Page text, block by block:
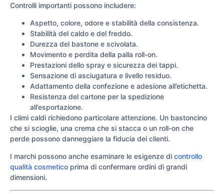
Controlli importanti possono includere:
Aspetto, colore, odore e stabilità della consistenza.
Stabilità del caldo e del freddo.
Durezza del bastone e scivolata.
Movimento e perdita della palla roll-on.
Prestazioni dello spray e sicurezza dei tappi.
Sensazione di asciugatura e livello residuo.
Adattamento della confezione e adesione all’etichetta.
Resistenza del cartone per la spedizione
all’esportazione.
I climi caldi richiedono particolare attenzione. Un bastoncino
che si scioglie, una crema che si stacca o un roll-on che
perde possono danneggiare la fiducia dei clienti.
I marchi possono anche esaminare le esigenze di controllo
qualità cosmetico prima di confermare ordini di grandi
dimensioni.